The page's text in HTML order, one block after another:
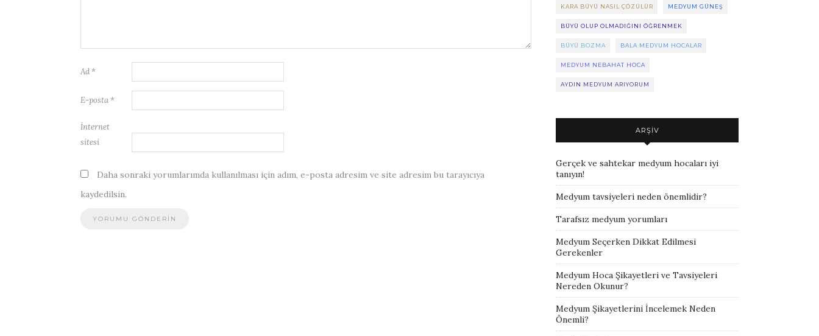
Ad *
E-posta *
İnternet
sitesi
Daha sonraki yorumlarımda kullanılması için adım, e-posta adresim ve site adresim bu tarayıcıya
kaydedilsin.
KARA BÜYÜ NASIL ÇÖZÜLÜR MEDYUM GÜNEŞ
BÜYÜ OLUP OLMADIĞINI ÖĞRENMEK
BÜYÜ BOZMA BALA MEDYUM HOCALAR
MEDYUM NEBAHAT HOCA
AYDIN MEDYUM ARIYORUM
ARŞIV
Gerçek ve sahtekar medyum hocaları iyi
tanıyın!
Medyum tavsiyeleri neden önemlidir?
Tarafsız medyum yorumları
Medyum Seçerken Dikkat Edilmesi
Gerekenler
Medyum Hoca Şikayetleri ve Tavsiyeleri
Nereden Okunur?
Medyum Şikayetlerini İncelemek Neden
Önemli?